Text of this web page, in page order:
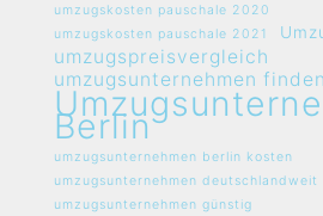
umzugskosten pauschale 2020
umzugskosten pauschale 2021
umzugspreisvergleich
umzugsunternehmen finden
Berlin
umzugsunternehmen berlin kosten
umzugsunternehmen deutschlandweit
umzugsunternehmen günstig